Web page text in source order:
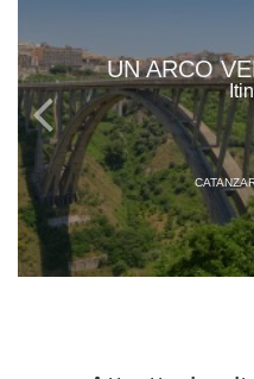
UN ARCO